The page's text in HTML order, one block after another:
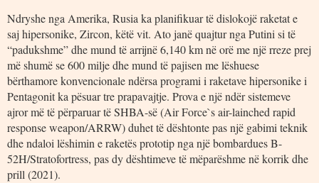
Ndryshe nga Amerika, Rusia ka planifikuar të dislokojë raketat e
saj hipersonike, Zircon, këtë vit. Ato janë quajtur nga Putini si të
“padukshme” dhe mund të arrijnë 6,140 km në orë me një rreze prej
më shumë se 600 milje dhe mund të pajisen me lëshuese
bërthamore konvencionale ndërsa programi i raketave hipersonike i
Pentagonit ka pësuar tre prapavajtje. Prova e një ndër sistemeve
ajror më të përparuar të SHBA-së (Air Force`s air-lainched rapid
response weapon/ARRW) duhet të dështonte pas një gabimi teknik
dhe ndaloi lëshimin e raketës prototip nga një bombardues B-
52H/Stratofortress, pas dy dështimeve të mëparëshme në korrik dhe
prill (2021).